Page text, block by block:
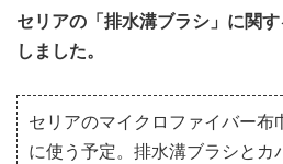
セリアの「排水溝ブラシ」に関
しました。
セリアのマイクロファイバー布
に使う予定。排水溝ブラシとカ